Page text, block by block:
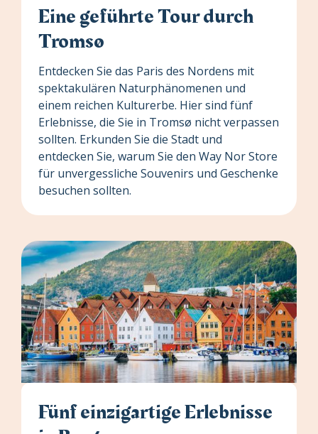
Eine geführte Tour durch
Tromsø
Entdecken Sie das Paris des Nordens mit
spektakulären Naturphänomenen und
einem reichen Kulturerbe. Hier sind fünf
Erlebnisse, die Sie in Tromsø nicht verpassen
sollten. Erkunden Sie die Stadt und
entdecken Sie, warum Sie den Way Nor Store
für unvergessliche Souvenirs und Geschenke
besuchen sollten.
Fünf einzigartige Erlebnisse